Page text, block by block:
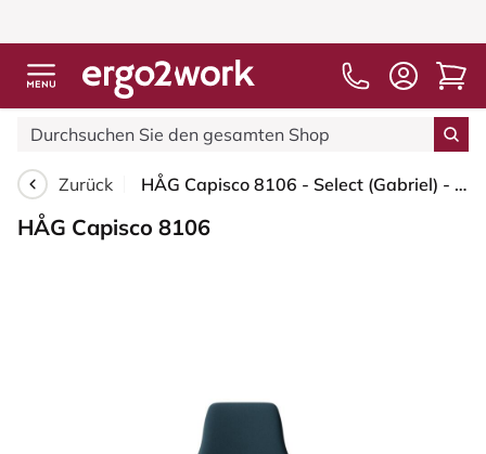
Zurück HÅG Capisco 8106 - Select (Gabriel) - Wolle / Polyamid - SC66194 - Blue - Blush Rose - 150mm (Sitzhöhe 40-55cm) - Harte Rollen für weiche Böden
HÅG Capisco 8106